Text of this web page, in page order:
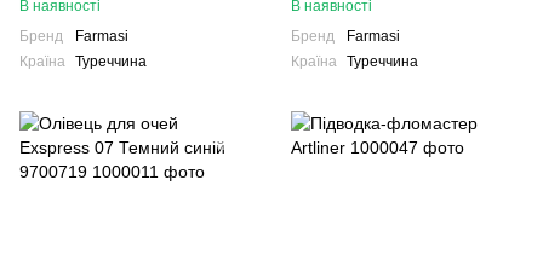
В наявності
Бренд
Farmasi
Країна Туреччина
В наявності
Бренд
Farmasi
Країна Туреччина